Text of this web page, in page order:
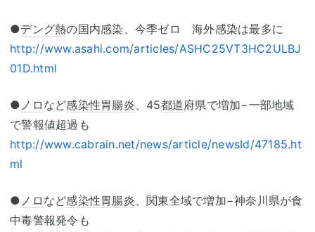
●デング熱の国内感染、今季ゼロ 海外感染は最多に
http://www.asahi.com/articles/ASHC25VT3HC2ULBJ
01D.html
● ノロ など感染性胃腸炎、45都道府県で増加−一部地域
で警報値超過も
http://www.cabrain.net/news/article/newsId/47185.ht
ml
● ノロ など感染性胃腸炎、関東全域で増加−神奈川県が食
中毒警報発令も